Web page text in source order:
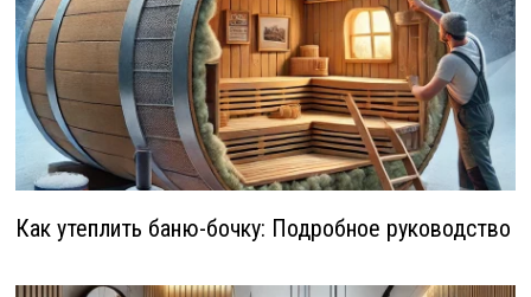
Как утеплить баню-бочку: Подробное руководство